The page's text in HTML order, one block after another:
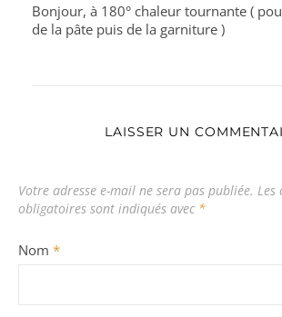
Bonjour, à 180° chaleur tournante (
de la pâte puis de la garniture )
LAISSER UN
Votre adresse e-mail ne sera pas publiée. Les
obligatoires sont indiqués avec *
Nom *